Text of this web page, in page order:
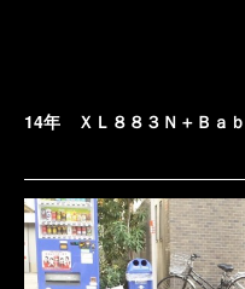
14年 ＸＬ８８３Ｎ＋Ｂａ